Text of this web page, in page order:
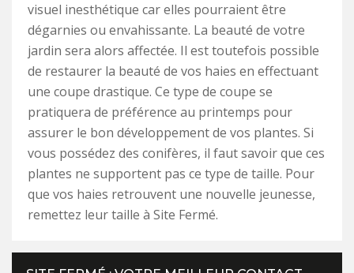
visuel inesthétique car elles pourraient être
dégarnies ou envahissante. La beauté de votre
jardin sera alors affectée. Il est toutefois possible
de restaurer la beauté de vos haies en effectuant
une coupe drastique. Ce type de coupe se
pratiquera de préférence au printemps pour
assurer le bon développement de vos plantes. Si
vous possédez des conifères, il faut savoir que ces
plantes ne supportent pas ce type de taille. Pour
que vos haies retrouvent une nouvelle jeunesse,
remettez leur taille à Site Fermé.